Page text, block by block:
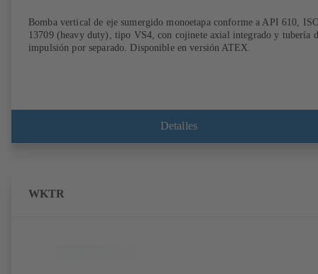
Bomba vertical de eje sumergido monoetapa conforme a API 610,
13709 (heavy duty), tipo VS4, con cojinete axial integrado y tubería
impulsión por separado. Disponible en versión ATEX.
Detalles
WKTR